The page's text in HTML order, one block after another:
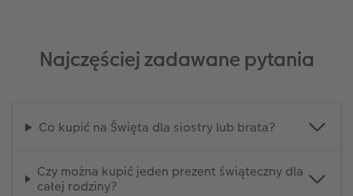
Najczęściej zadawane pytania
Co kupić na Święta dla siostry lub brata?
Czy można kupić jeden prezent świąteczny dla
całej rodziny?